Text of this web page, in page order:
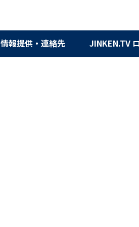
情報提供・連絡先 JINKEN.TV